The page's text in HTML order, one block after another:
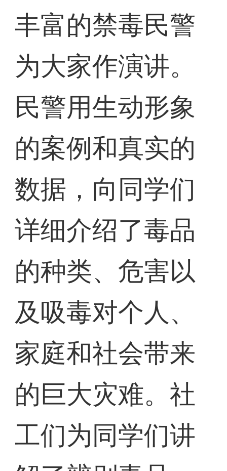
丰富的禁毒民警
为大家作演讲。
民警用生动形象
的案例和真实的
数据，向同学们
详细介绍了毒品
的种类、危害以
及吸毒对个人、
家庭和社会带来
的巨大灾难。社
工们为同学们讲